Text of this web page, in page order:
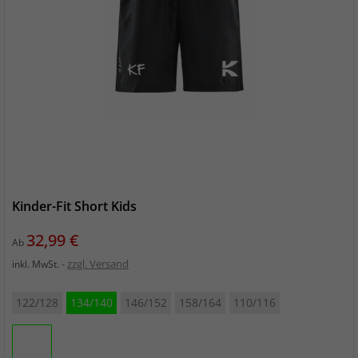
Kinder-Fit Short Kids
Ab Preis
32,99 €
inkl. MwSt. zzgl. Versand
122/128 134/140 146/152 158/164 110/116